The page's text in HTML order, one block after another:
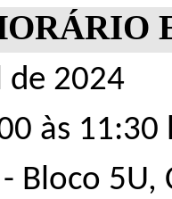
de 2024
às 11:30
Bloco